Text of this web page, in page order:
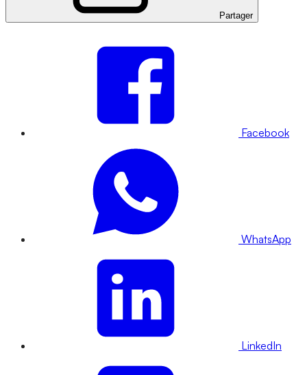
Partager
Facebook
WhatsApp
LinkedIn